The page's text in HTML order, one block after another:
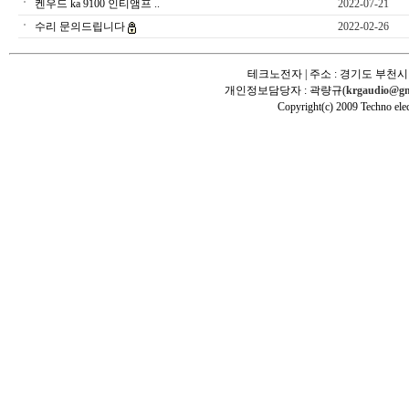
켄우드 ka 9100 인티앰프 ..
2022-07-21
수리 문의드립니다
2022-02-26
테크노전자 | 주소 : 경기도 부천
개인정보담당자 : 곽량규(
Copyright(c) 2009 Techno